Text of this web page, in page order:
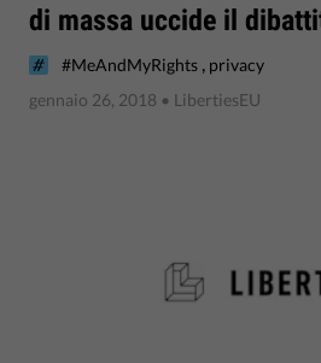
di massa uccide il
#MeAndMyRights , privacy
gennaio 26, 2018 • LibertiesEU